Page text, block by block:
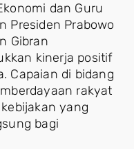
dan Guru
Presiden Prabowo
Gibran
kinerja positif
Capaian di bidang
rakyat
yang
bagi